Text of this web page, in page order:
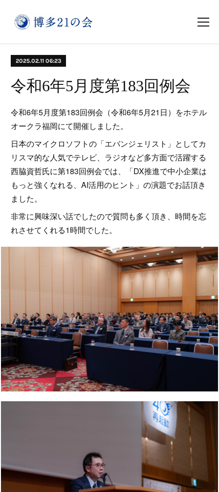
2025.02.11 06:23
令和6年5月度第183回例会
令和6年5月度第183回例会（令和6年5月21日）をホテル
オークラ福岡にて開催しました。
日本のマイクロソフトの「エバンジェリスト」としてカ
リスマ的な人気でテレビ、ラジオなど多方面で活躍する
西脇資哲氏に第183回例会では、「DX推進で中小企業は
もっと強くなれる、AI活用のヒント」の演題でお話頂き
ました。
非常に興味深い話でしたので質問も多く頂き、時間を忘
れさせてくれる1時間でした。